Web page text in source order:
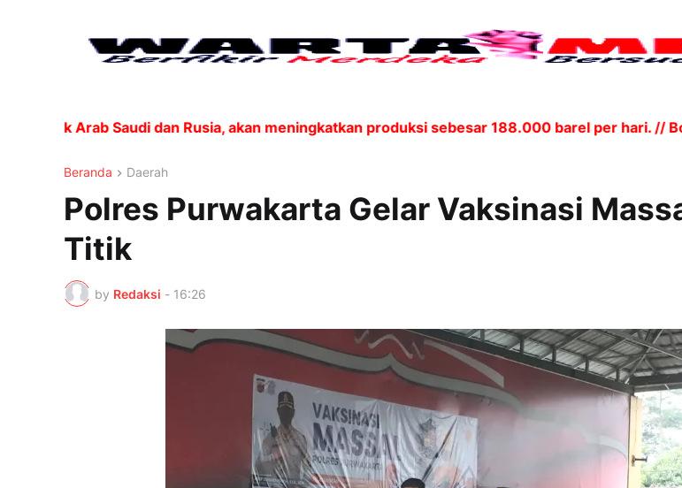
Arab Saudi dan Rusia, akan meningkatkan produksi sebesar 188.000 barel per hari. // Bom
Beranda Daerah
Polres Purwakarta Gelar Vaksinasi
Titik
by Redaksi - 16:26